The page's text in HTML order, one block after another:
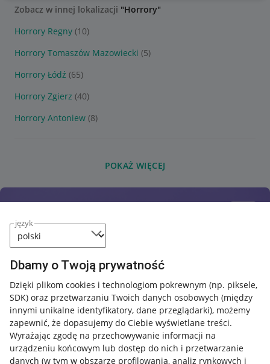
język
Dbamy o Twoją prywatność
Dzięki plikom cookies i technologiom pokrewnym (np. piksele,
SDK) oraz przetwarzaniu Twoich danych osobowych (między
innymi unikalne identyfikatory, dane przeglądarki), możemy
zapewnić, że dopasujemy do Ciebie wyświetlane treści.
Wyrażając zgodę na przechowywanie informacji na
urządzeniu końcowym lub dostęp do nich i przetwarzanie
danych (w tym w obszarze profilowania, analiz rynkowych i
Zobacz w innej lokalizacji "Horrory"
Horrory Regny (10)
Horrory Tomaszów Mazowiecki (5)
Horrory Łódź (65)
Horrory Zgierz (40)
Horrory Antoniew (8)
POKAŻ WIĘCEJ